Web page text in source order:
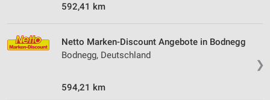
592,41 km
❯
Netto Marken-Discount Angebote in Bodnegg
Bodnegg, Deutschland
594,21 km